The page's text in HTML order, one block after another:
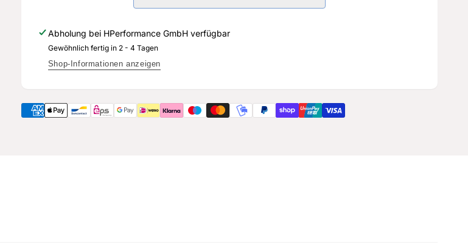
für
Audi
RS3
Ersatzteil
für
Audi
Abholung bei HPerformance GmbHverfügbar
Gewöhnlich fertig in 2 - 4 Tagen
Shop-Informationen anzeigen